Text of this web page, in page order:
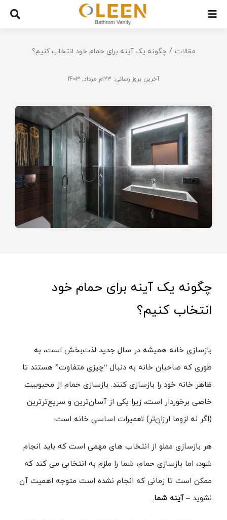
Skip
مقالات چگونه یک آینه برای حمام خود انتخاب کنیم؟
آخرین بروز رسانی: 23ام مرداد, 1403
چگونه یک آینه برای حمام خود
انتخاب کنیم؟
بازسازی خانه همیشه در سال جدید لذت‌بخش است، به
طوری که صاحبان خانه به دنبال “چیزی متفاوت” هستند تا
ظاهر خانه خود را بازسازی کنند. بازسازی حمام از محبوبیت
خاصی برخوردار است، زیرا یکی از آسان‌ترین و سریع‌ترترین
(اگر نه لزوما ارزان‌تر) تعمیرات اساسی خانه است.
هر بازسازی مملو از انتخاب های مهمی است که باید انجام
شود، اما بازسازی حمام، شما را ملزم به انتخابی می کند که
ممکن است تا زمانی که انجام نشده است متوجه اهمیت آن
نشوید –آینه شما.